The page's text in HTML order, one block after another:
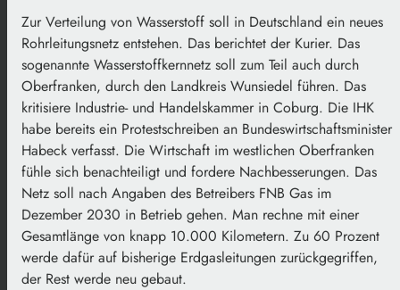
Zur Verteilung von Wasserstoff soll in Deutschland ein neues
Rohrleitungsnetz entstehen. Das berichtet der Kurier. Das
sogenannte Wasserstoffkernnetz soll zum Teil auch durch
Oberfranken, durch den Landkreis Wunsiedel führen. Das
kritisiere Industrie- und Handelskammer in Coburg. Die IHK
habe bereits ein Protestschreiben an Bundeswirtschaftsminister
Habeck verfasst. Die Wirtschaft im westlichen Oberfranken
fühle sich benachteiligt und fordere Nachbesserungen. Das
Netz soll nach Angaben des Betreibers FNB Gas im
Dezember 2030 in Betrieb gehen. Man rechne mit einer
Gesamtlänge von knapp 10.000 Kilometern. Zu 60 Prozent
werde dafür auf bisherige Erdgasleitungen zurückgegriffen,
der Rest werde neu gebaut.